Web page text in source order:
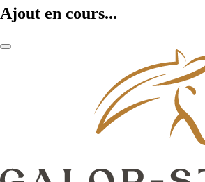
Ajout en cours...